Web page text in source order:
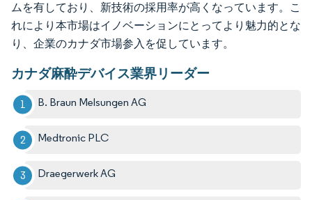
ムを有しており、新技術の採用率が高くなっています。こ
れにより本市場はイノベーションにとってより魅力的とな
り、企業のカナダ市場参入を促しています。
カナダ麻酔デバイス業界リーダー
B. Braun Melsungen AG
Medtronic PLC
Draegerwerk AG